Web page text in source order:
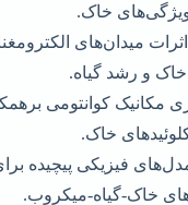
خاک.
میدان‌های
و رشد گیاه.
مکانیک کوانتومی
خاک.
فیزیکی پیچیده
خاک-گیاه-میکروب.